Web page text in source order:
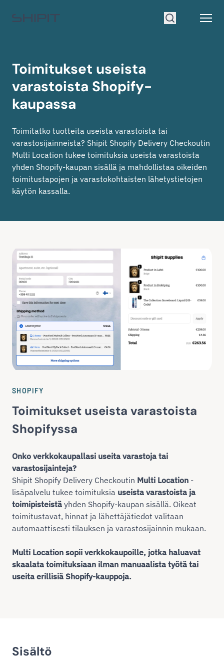
Siirry etusivulle
Toimitukset useista
varastoista Shopify-
kaupassa
Toimitatko tuotteita useista varastoista tai
varastosijainneista? Shipit Shopify Delivery Checkoutin
Multi Location tukee toimituksia useista varastoista
yhden Shopify-kaupan sisällä ja mahdollistaa oikeiden
toimitustapojen ja varastokohtaisten lähetystietojen
käytön kassalla.
SHOPIFY
Toimitukset useista varastoista
Shopifyssa
Onko verkkokaupallasi useita varastoja tai
varastosijainteja?
Shipit Shopify Delivery Checkoutin Multi Location -
lisäpalvelu tukee toimituksia useista varastoista ja
toimipisteistä yhden Shopify-kaupan sisällä. Oikeat
toimitustavat, hinnat ja lähettäjätiedot valitaan
automaattisesti tilauksen ja varastosijainnin mukaan.
Multi Location sopii verkkokaupoille, jotka haluavat
skaalata toimituksiaan ilman manuaalista työtä tai
useita erillisiä Shopify-kauppoja.
Sisältö